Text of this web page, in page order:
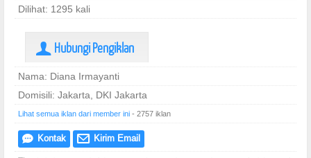
Dilihat: 1295 kali
U Hubungi Pengiklan
Nama: Diana Irmayanti
Domisili: Jakarta, DKI Jakarta
Lihat semua iklan dari member ini - 2757 iklan
e Kontak @ Kirim Email